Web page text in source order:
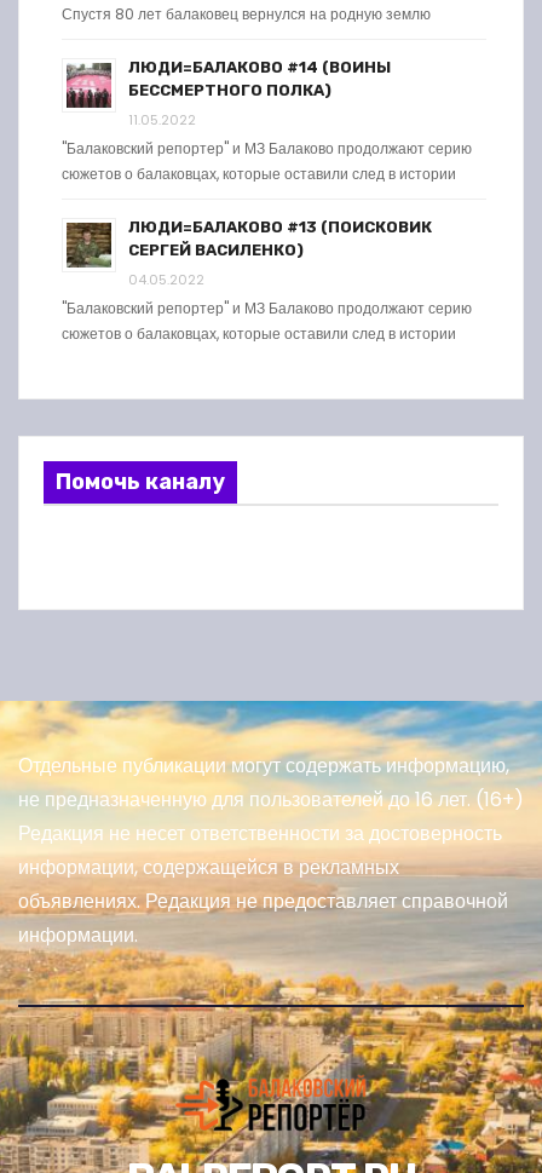
Спустя 80 лет балаковец вернулся на родную землю
ЛЮДИ=БАЛАКОВО #14 (ВОИНЫ
БЕССМЕРТНОГО ПОЛКА)
11.05.2022
"Балаковский репортер" и МЗ Балаково продолжают серию
сюжетов о балаковцах, которые оставили след в истории
ЛЮДИ=БАЛАКОВО #13 (ПОИСКОВИК
СЕРГЕЙ ВАСИЛЕНКО)
04.05.2022
"Балаковский репортер" и МЗ Балаково продолжают серию
сюжетов о балаковцах, которые оставили след в истории
Помочь каналу
Отдельные публикации могут содержать информацию,
не предназначенную для пользователей до 16 лет. (16+)
Редакция не несет ответственности за достоверность
информации, содержащейся в рекламных
объявлениях. Редакция не предоставляет справочной
информации.